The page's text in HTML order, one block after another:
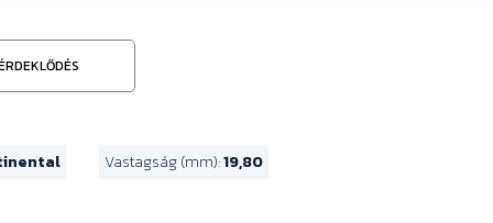
Vastagság (mm):19,80